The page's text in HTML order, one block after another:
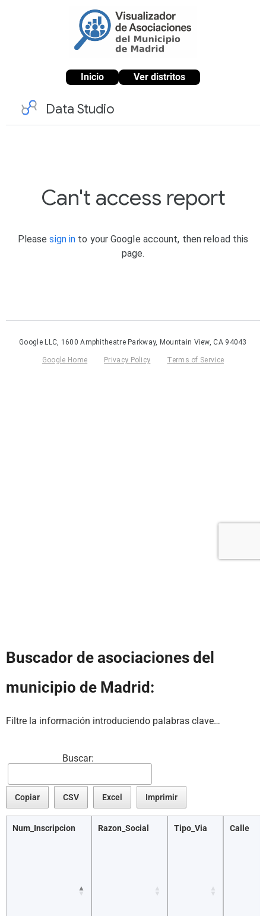
Inicio Ver distritos
Buscador de asociaciones del
municipio de Madrid:
Filtre la información introduciendo palabras clave…
Buscar:
Copiar CSV Excel Imprimir
Num_Inscripcion Razon_Social Tipo_Via Calle